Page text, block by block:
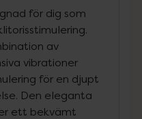
för dig som
av
vibrationer
för en djupt
Den eleganta
ett bekvämt